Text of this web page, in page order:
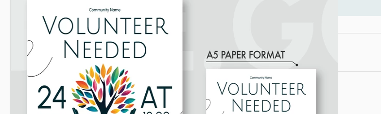
Modèles associés
Récemment consulté